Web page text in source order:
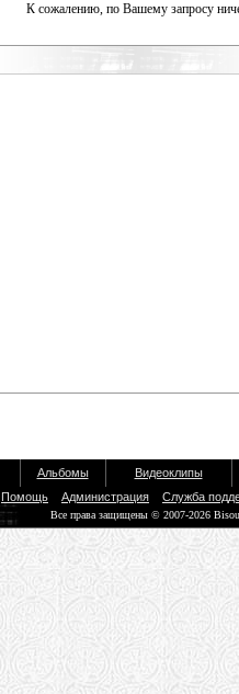
К сожалению, по Вашему запросу
Альбомы
Видеоклипы
Помощь Администрация Служба
Все права защищены © 2007-2026